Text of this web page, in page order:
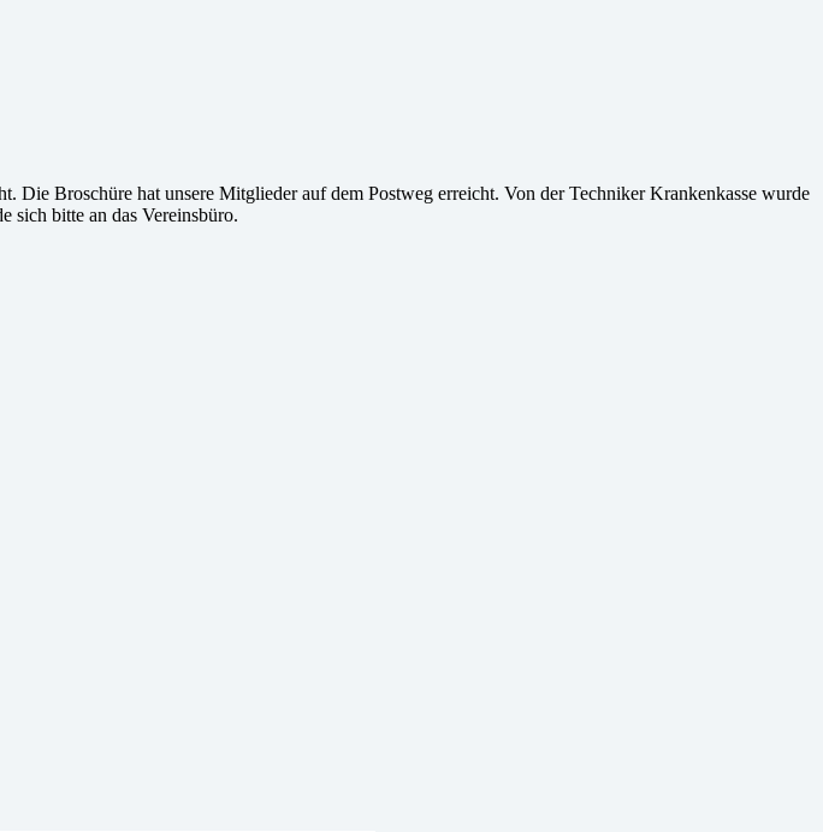
Broschüre hat unsere Mitglieder auf dem Postweg erreicht. Von der Techniker Krankenkasse wurde
sich bitte an das Vereinsbüro.